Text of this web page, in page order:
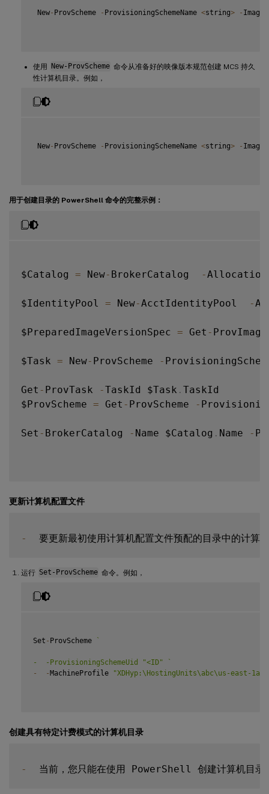
New- ProvScheme - ProvisioningSchemeName <string> -
使用 New-ProvScheme 命令从准备好的映像版本规范创建 MCS 持久
性计算机目录。例如，
New- ProvScheme - ProvisioningSchemeName <string> -
用于创建目录的 PowerShell 命令的完整示例：
$Catalog = New- BrokerCatalog -
$IdentityPool = New-AcctIdentityPool -
$PreparedImageVersionSpec = Get -
$Task = New- ProvScheme -
Get - ProvTask -TaskId $Task . TaskId
$ProvScheme = Get - ProvScheme -
Set - BrokerCatalog - Name $Catalog . Name -
更新计算机配置文件
-
要更新最初使用计算机配置文件预配的目录中的计算
运行 Set-ProvScheme 命令。例如，
Set - ProvScheme `
-  -ProvisioningSchemeUid "<ID"
`
-
-MachineProfile "XDHyp:\HostingUnits\abc\us-east-
创建具有特定计费模式的计算机目录
-